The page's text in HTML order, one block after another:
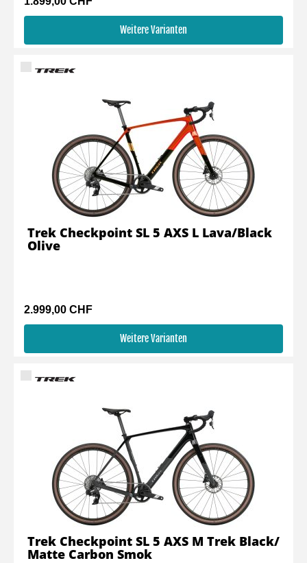
Weitere Varianten
2.999,00 CHF
Weitere Varianten
Trek Checkpoint SL 5 AXS L Lava/Black
Olive
Trek Checkpoint SL 5 AXS M Trek Black/
Matte Carbon Smok